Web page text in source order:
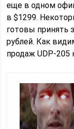
еще в одном
в $1299.
готовы принять
рублей. Как
продаж UDP-205